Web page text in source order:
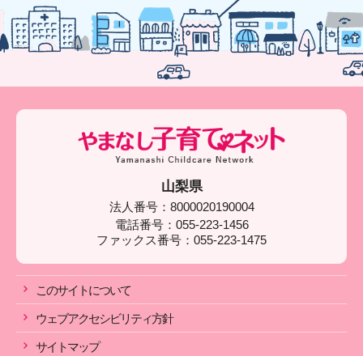
山梨県
法人番号：8000020190004
電話番号：055-223-1456
ファックス番号：055-223-1475
このサイトについて
ウェブアクセシビリティ方針
サイトマップ